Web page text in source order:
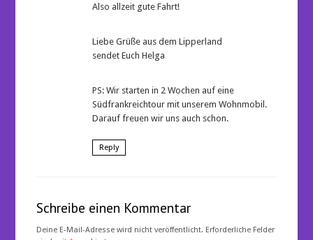
Also allzeit gute Fahrt!
Liebe Grüße aus dem Lipperland
sendet Euch Helga
PS: Wir starten in 2 Wochen auf eine
Südfrankreichtour mit unserem Wohnmobil.
Darauf freuen wir uns auch schon.
Reply
Schreibe einen Kommentar
Deine E-Mail-Adresse wird nicht veröffentlicht. Erforderliche Felder